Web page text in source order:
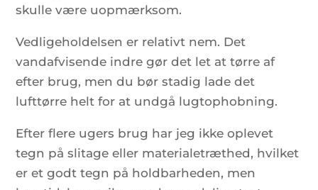
skulle være uopmærksom.
Vedligeholdelsen er relativt nem. Det
vandafvisende indre gør det let at tørre af
efter brug, men du bør stadig lade det
lufttørre helt for at undgå lugtophobning.
Efter flere ugers brug har jeg ikke oplevet
tegn på slitage eller materialetræthed, hvilket
er et godt tegn på holdbarheden, men